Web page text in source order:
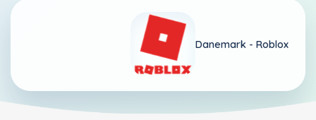
Danemark - Roblox